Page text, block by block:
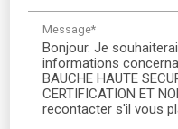
Message*